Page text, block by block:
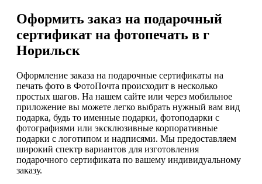
Оформить заказ на подарочный
сертификат на фотопечать в г
Норильск
Оформление заказа на подарочные сертификаты на
печать фото в ФотоПочта происходит в несколько
простых шагов. На нашем сайте или через мобильное
приложение вы можете легко выбрать нужный вам вид
подарка, будь то именные подарки, фотоподарки с
фотографиями или эксклюзивные корпоративные
подарки с логотипом и надписями. Мы предоставляем
широкий спектр вариантов для изготовления
подарочного сертификата по вашему индивидуальному
заказу.